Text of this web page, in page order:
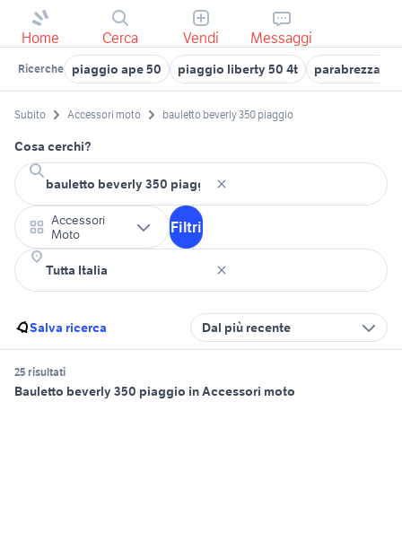
Home Cerca Vendi Messaggi
Ricerche piaggio ape 50 piaggio liberty 50 4t parabrezza
Subito Accessori moto bauletto beverly 350 piaggio
Cosa cerchi?
Accessori
Moto
Filtri
Salva ricerca Dal più recente
25 risultati
Bauletto beverly 350 piaggio in Accessori moto